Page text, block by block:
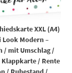
XXL (A4)
Modern –
/ mit Umschlag /
Klappkarte / Rente